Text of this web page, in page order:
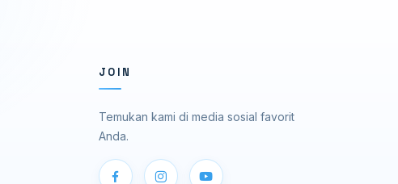
JOIN
Temukan kami di media sosial favorit
Anda.